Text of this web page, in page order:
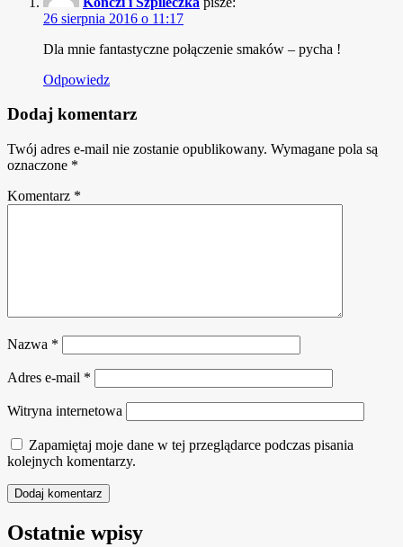
26 sierpnia 2016 o 11:17
Dla mnie fantastyczne połączenie smaków – pycha !
Odpowiedz
Dodaj komentarz
Twój adres e-mail nie zostanie opublikowany. Wymagane pola są
oznaczone *
Komentarz *
Nazwa *
Adres e-mail *
Witryna internetowa
Zapamiętaj moje dane w tej przeglądarce podczas pisania
kolejnych komentarzy.
Ostatnie wpisy